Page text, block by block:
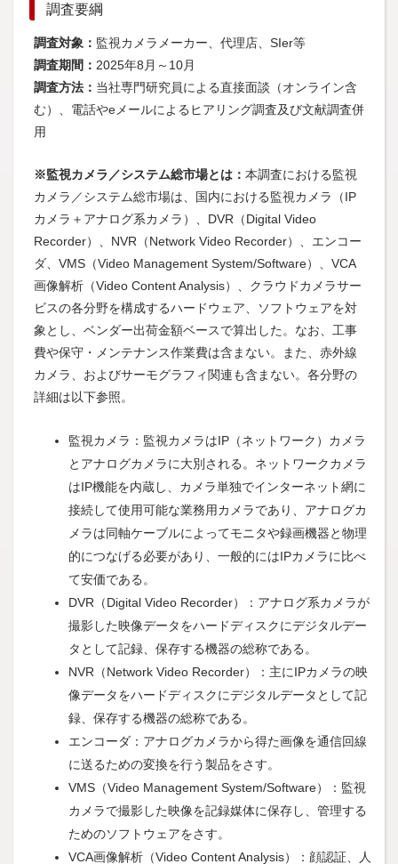
調査要綱
調査対象： 監視カメラメーカー、代理店、SIer等
調査期間： 2025年8月～10月
調査方法： 当社専門研究員による直接面談（オンライン含
む）、電話やeメールによるヒアリング調査及び文献調査併
用
※監視カメラ／システム総市場とは： 本調査における監視
カメラ／システム総市場は、国内における監視カメラ（IP
カメラ＋アナログ系カメラ）、DVR（Digital Video
Recorder）、NVR（Network Video Recorder）、エンコー
ダ、VMS（Video Management System/Software）、VCA
画像解析（Video Content Analysis）、クラウドカメラサー
ビスの各分野を構成するハードウェア、ソフトウェアを対
象とし、ベンダー出荷金額ベースで算出した。なお、工事
費や保守・メンテナンス作業費は含まない。また、赤外線
カメラ、およびサーモグラフィ関連も含まない。各分野の
詳細は以下参照。
監視カメラ：監視カメラはIP（ネットワーク）カメラ
とアナログカメラに大別される。ネットワークカメラ
はIP機能を内蔵し、カメラ単独でインターネット網に
接続して使用可能な業務用カメラであり、アナログカ
メラは同軸ケーブルによってモニタや録画機器と物理
的につなげる必要があり、一般的にはIPカメラに比べ
て安価である。
DVR（Digital Video Recorder）：アナログ系カメラが
撮影した映像データをハードディスクにデジタルデー
タとして記録、保存する機器の総称である。
NVR（Network Video Recorder）：主にIPカメラの映
像データをハードディスクにデジタルデータとして記
録、保存する機器の総称である。
エンコーダ：アナログカメラから得た画像を通信回線
に送るための変換を行う製品をさす。
VMS（Video Management System/Software）：監視
カメラで撮影した映像を記録媒体に保存し、管理する
ためのソフトウェアをさす。
VCA画像解析（Video Content Analysis）：顔認証、人